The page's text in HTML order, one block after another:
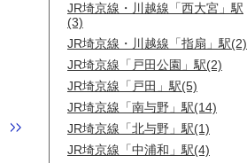
JR埼京線・川越線「西大宮」駅
(3)
JR埼京線・川越線「指扇」駅(2)
JR埼京線「戸田公園」駅(2)
JR埼京線「戸田」駅(5)
JR埼京線「南与野」駅(14)
JR埼京線「北与野」駅(1)
JR埼京線「中浦和」駅(4)